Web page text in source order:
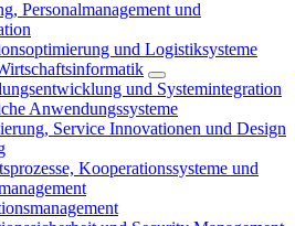
Personalmanagement und
und Logistiksysteme
und Systemintegration
Anwendungssysteme
Service Innovationen und Design
Kooperationssysteme und